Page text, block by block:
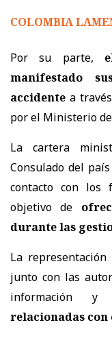
COLOMBIA
Por su parte,
manifestado
accidente a
por el Ministerio
La cartera
Consulado del
contacto con los
objetivo de
durante las
La
junto con las
información y
relacionadas con